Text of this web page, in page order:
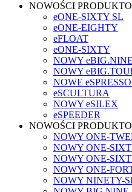
NOWOŚCI
eONE-SIXTY SL
eONE-EIGHTY
eFLOAT
eONE-SIXTY
NOWY eBIG.NINE
NOWY
NOWE
eSCULTURA
NOWY eSILEX
eSPEEDER
NOWOŚCI
NOWY ONE-
NOWY ONE-
NOWY ONE-
NOWY ONE-
NOWY NINETY-